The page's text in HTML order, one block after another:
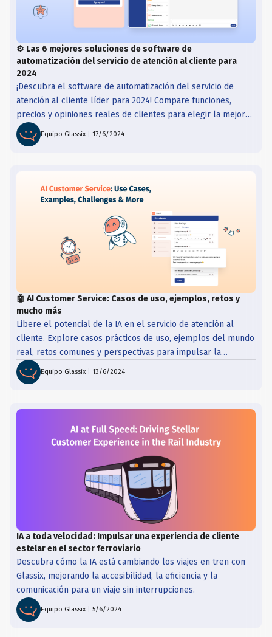
⚙️ Las 6 mejores soluciones de software de
automatización del servicio de atención al cliente para
2024
¡Descubra el software de automatización del servicio de
atención al cliente líder para 2024! Compare funciones,
precios y opiniones reales de clientes para elegir la mejor
solución para sus necesidades empresariales.
Equipo Glassix |17/6/2024
🤖 AI Customer Service: Casos de uso, ejemplos, retos y
mucho más
Libere el potencial de la IA en el servicio de atención al
cliente. Explore casos prácticos de uso, ejemplos del mundo
real, retos comunes y perspectivas para impulsar la
eficiencia y la satisfacción en nuestra completa guía.
Equipo Glassix |13/6/2024
IA a toda velocidad: Impulsar una experiencia de cliente
estelar en el sector ferroviario
Descubra cómo la IA está cambiando los viajes en tren con
Glassix, mejorando la accesibilidad, la eficiencia y la
comunicación para un viaje sin interrupciones.
Equipo Glassix |5/6/2024